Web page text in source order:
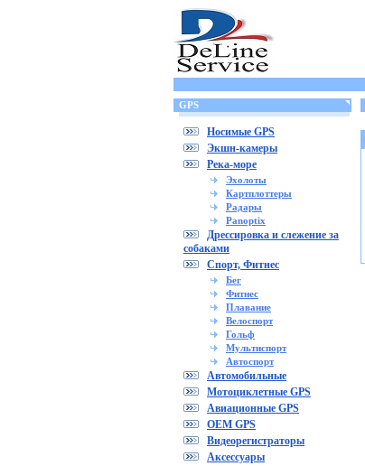
GPS
Носимые GPS
Экшн-камеры
Река-море
Эхолоты
Картплоттеры
Радары
Panoptix
Дрессировка и слежение за
собаками
Спорт, Фитнес
Бег
Фитнес
Плавание
Велоспорт
Гольф
Мультиспорт
Автоспорт
Автомобильные
Мотоциклетные GPS
Авиационные GPS
OEM GPS
Видеорегистраторы
Аксессуары